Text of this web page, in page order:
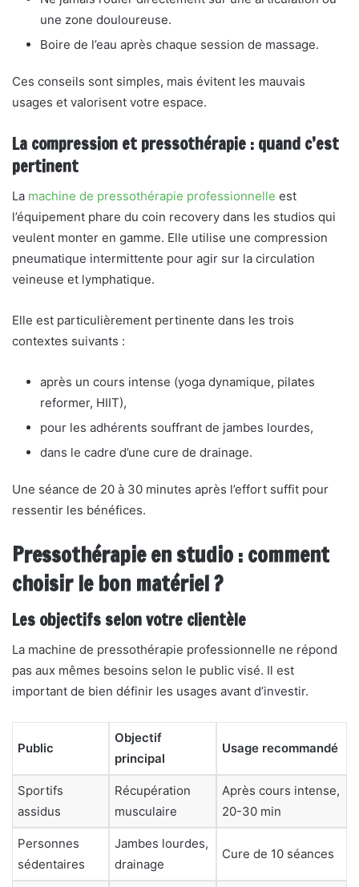
une zone douloureuse.
Boire de l’eau après chaque session de massage.
Ces conseils sont simples, mais évitent les mauvais
usages et valorisent votre espace.
La compression et pressothérapie : quand c’est
pertinent
La machine de pressothérapie professionnelle est
l’équipement phare du coin recovery dans les studios qui
veulent monter en gamme. Elle utilise une compression
pneumatique intermittente pour agir sur la circulation
veineuse et lymphatique.
Elle est particulièrement pertinente dans les trois
contextes suivants :
après un cours intense (yoga dynamique, pilates
reformer, HIIT),
pour les adhérents souffrant de jambes lourdes,
dans le cadre d’une cure de drainage.
Une séance de 20 à 30 minutes après l’effort suffit pour
ressentir les bénéfices.
Pressothérapie en studio : comment
choisir le bon matériel ?
Les objectifs selon votre clientèle
La machine de pressothérapie professionnelle ne répond
pas aux mêmes besoins selon le public visé. Il est
important de bien définir les usages avant d’investir.
Public
Objectif
principal
Usage recommandé
Sportifs
assidus
Récupération
musculaire
Après cours intense,
20-30 min
Personnes
sédentaires
Jambes lourdes,
drainage
Cure de 10 séances